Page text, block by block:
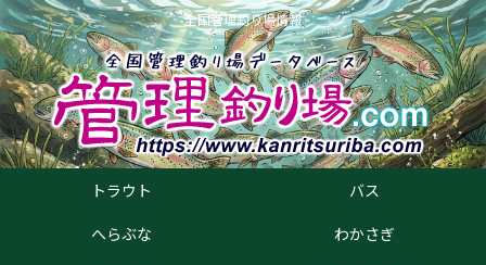
全国管理釣り場情報
トラウト
バス
へらぶな
わかさぎ